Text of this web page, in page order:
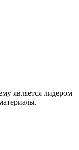
является лидером